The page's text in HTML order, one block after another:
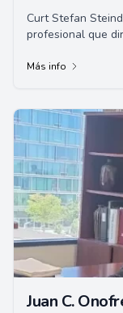
Curt Stefan
profesional que
Más info
Juan C.